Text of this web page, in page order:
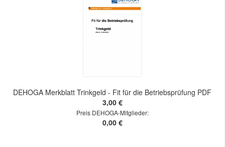
DEHOGA Merkblatt Trinkgeld - Fit für die Betriebsprüfung PDF
3,00 €
Preis DEHOGA-Mitglieder:
0,00 €